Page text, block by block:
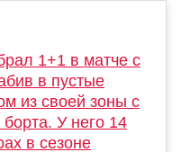
1+1 в матче с
в пустые
из своей зоны с
У него 14
в сезоне